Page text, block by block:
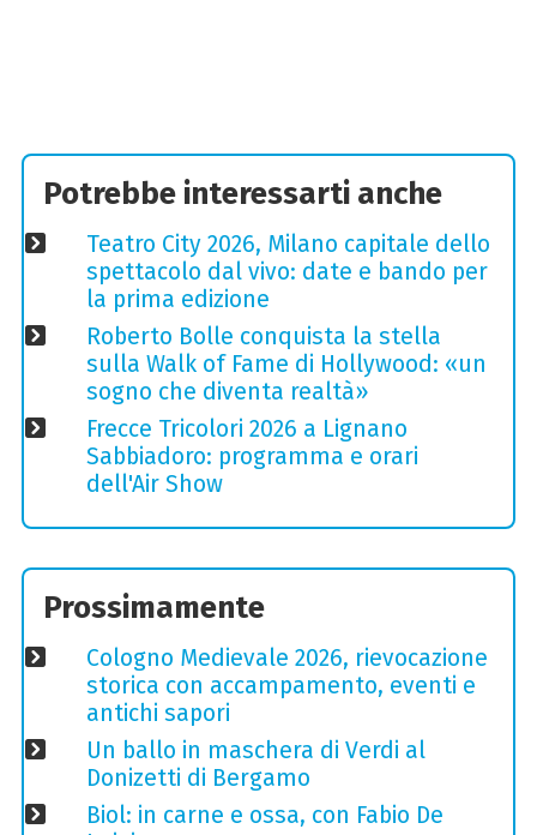
Potrebbe interessarti anche
Teatro City 2026, Milano capitale dello
spettacolo dal vivo: date e bando per
la prima edizione
Roberto Bolle conquista la stella
sulla Walk of Fame di Hollywood: «un
sogno che diventa realtà»
Frecce Tricolori 2026 a Lignano
Sabbiadoro: programma e orari
dell'Air Show
Prossimamente
Cologno Medievale 2026, rievocazione
storica con accampamento, eventi e
antichi sapori
Un ballo in maschera di Verdi al
Donizetti di Bergamo
Biol: in carne e ossa, con Fabio De